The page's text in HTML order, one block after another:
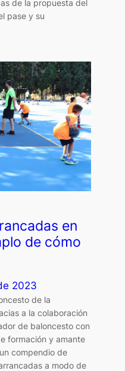
de la propuesta del
pase y su
en
de cómo
2023
de la
a la colaboración
de baloncesto con
formación y amante
compendio de
a modo de